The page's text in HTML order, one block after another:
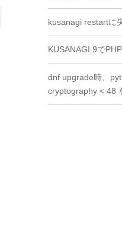
kusanagi restartに
KUSANAGI 9で
dnf upgrade時、
cryptography < 48